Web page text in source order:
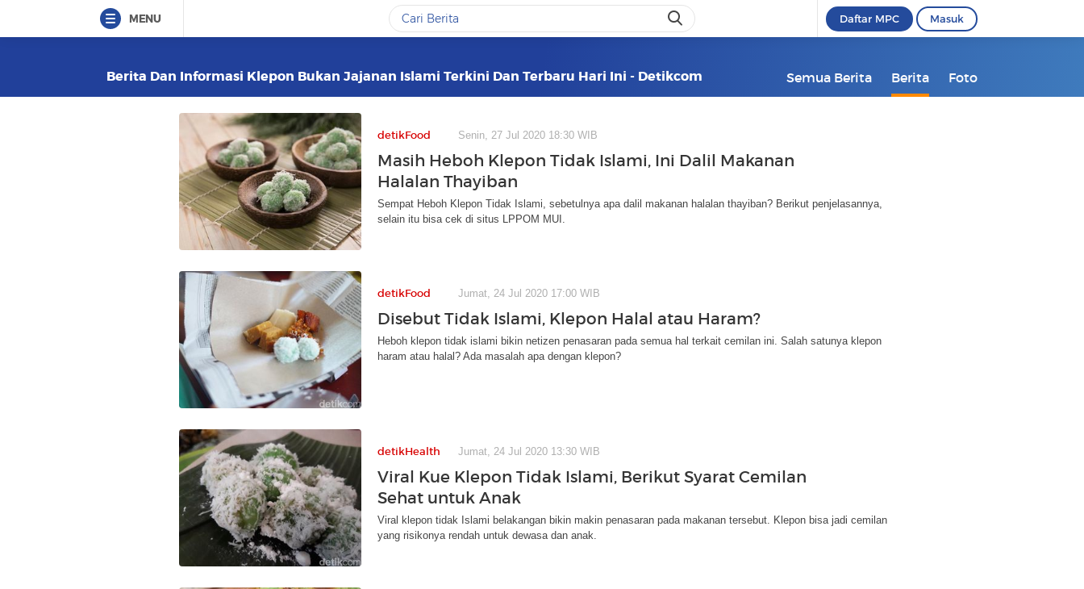
MENU Daftar MPC Masuk
Berita Dan Informasi Klepon Bukan Jajanan Islami Terkini Dan Terbaru Hari Ini - Detikcom Semua Berita Berita Foto
detikFood Senin, 27 Jul 2020 18:30 WIB
Masih Heboh Klepon Tidak Islami, Ini Dalil Makanan
Halalan Thayiban
Sempat Heboh Klepon Tidak Islami, sebetulnya apa dalil makanan halalan thayiban? Berikut penjelasannya,
selain itu bisa cek di situs LPPOM MUI.
detikFood Jumat, 24 Jul 2020 17:00 WIB
Disebut Tidak Islami, Klepon Halal atau Haram?
Heboh klepon tidak islami bikin netizen penasaran pada semua hal terkait cemilan ini. Salah satunya klepon
haram atau halal? Ada masalah apa dengan klepon?
detikHealth Jumat, 24 Jul 2020 13:30 WIB
Viral Kue Klepon Tidak Islami, Berikut Syarat Cemilan
Sehat untuk Anak
Viral klepon tidak Islami belakangan bikin makin penasaran pada makanan tersebut. Klepon bisa jadi cemilan
yang risikonya rendah untuk dewasa dan anak.